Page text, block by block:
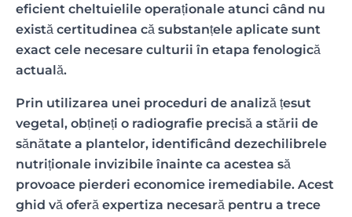
eficient cheltuielile operaționale atunci când nu
există certitudinea că substanțele aplicate sunt
exact cele necesare culturii în etapa fenologică
actuală.
Prin utilizarea unei proceduri de analiză țesut
vegetal, obțineți o radiografie precisă a stării de
sănătate a plantelor, identificând dezechilibrele
nutriționale invizibile înainte ca acestea să
provoace pierderi economice iremediabile. Acest
ghid vă oferă expertiza necesară pentru a trece